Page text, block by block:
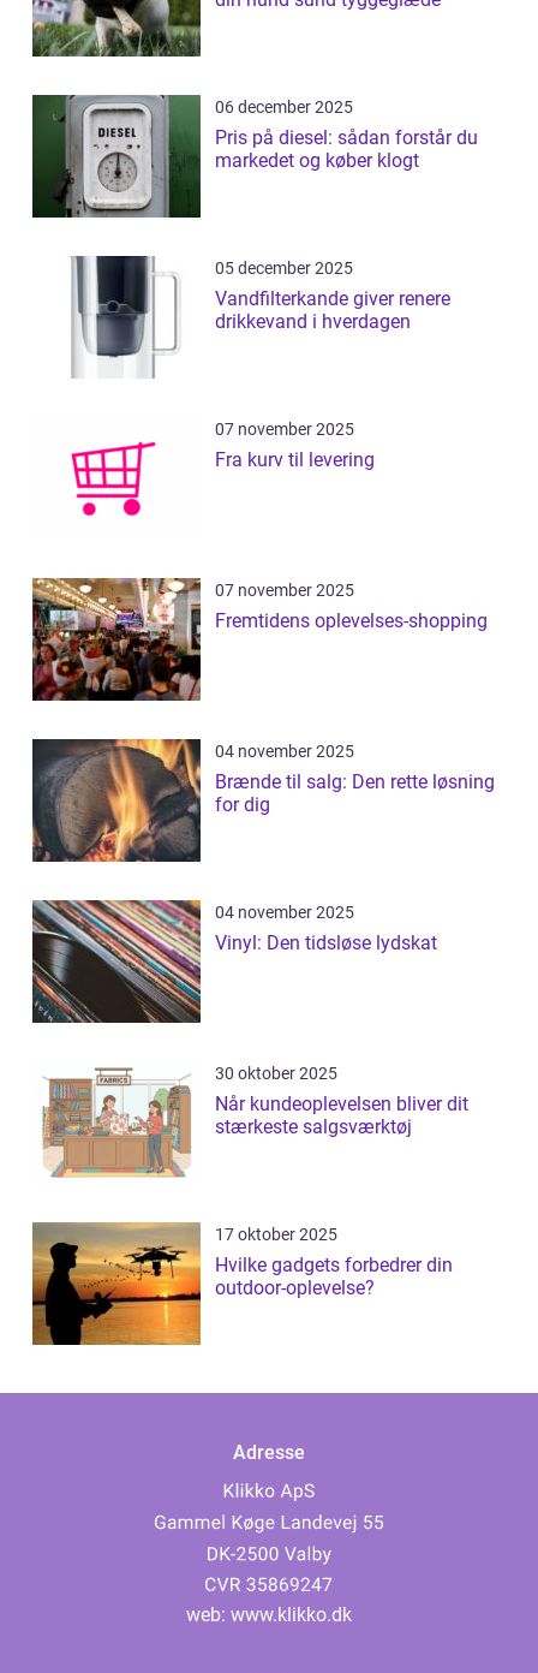
06 december 2025
Pris på diesel: sådan forstår du
markedet og køber klogt
05 december 2025
Vandfilterkande giver renere
drikkevand i hverdagen
07 november 2025
Fra kurv til levering
07 november 2025
Fremtidens oplevelses-shopping
04 november 2025
Brænde til salg: Den rette løsning
for dig
04 november 2025
Vinyl: Den tidsløse lydskat
30 oktober 2025
Når kundeoplevelsen bliver dit
stærkeste salgsværktøj
17 oktober 2025
Hvilke gadgets forbedrer din
outdoor-oplevelse?
Adresse
web: www.klikko.dk